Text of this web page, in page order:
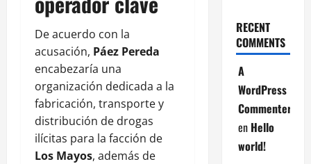
De acuerdo con la
acusación, Páez Pereda
encabezaría una
organización dedicada a la
fabricación, transporte y
distribución de drogas
ilícitas para la facción de
Los Mayos, además de
RECENT
COMMENTS
A
WordPress
Commenter
en Hello
world!